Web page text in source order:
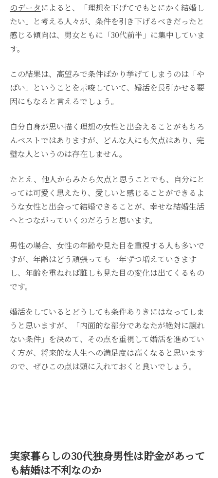
のデータによると、「理想を下げてでもとにかく結婚し
たい」と考える人々が、条件を引き下げるべきだったと
感じる傾向は、男女ともに「30代前半」に集中していま
す。
この結果は、高望みで条件ばかり挙げてしまうのは「や
ばい」ということを示唆していて、婚活を長引かせる要
因にもなると言えるでしょう。
自分自身が思い描く理想の女性と出会えることがもちろ
んベストではありますが、どんな人にも欠点はあり、完
璧な人というのは存在しません。
たとえ、他人からみたら欠点と思うことでも、自分にと
っては可愛く思えたり、愛しいと感じることができるよ
うな女性と出会って結婚できることが、幸せな結婚生活
へとつながっていくのだろうと思います。
男性の場合、女性の年齢や見た目を重視する人も多いで
すが、年齢はどう頑張っても一年ずつ増えていきます
し、年齢を重ねれば誰しも見た目の変化は出てくるもの
です。
婚活をしているとどうしても条件ありきにはなってしま
うと思いますが、「内面的な部分であなたが絶対に譲れ
ない条件」を決めて、その点を重視して婚活を進めてい
く方が、将来的な人生への満足度は高くなると思います
ので、ぜひこの点は頭に入れておくと良いでしょう。
実家暮らしの30代独身男性は貯金があって
も結婚は不利なのか